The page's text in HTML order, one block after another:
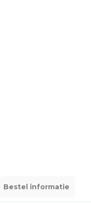
Bestel informatie